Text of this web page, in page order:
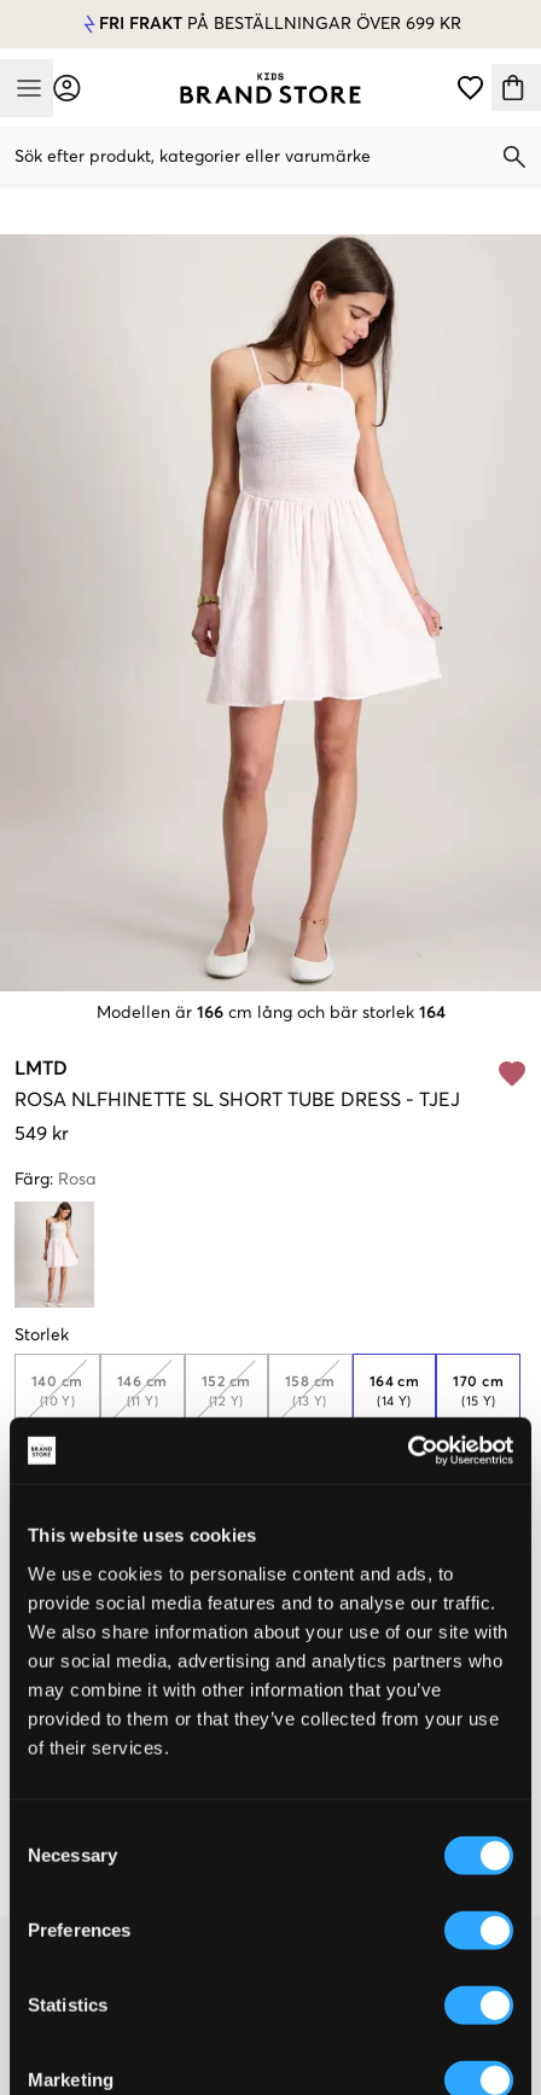
This website uses cookies
We use cookies to personalise content and ads, to
provide social media features and to analyse our traffic.
We also share information about your use of our site with
our social media, advertising and analytics partners who
may combine it with other information that you’ve
provided to them or that they’ve collected from your use
of their services.
Selection
Necessary
Preferences
Statistics
Marketing
FRI FRAKT PÅ BESTÄLLNINGAR ÖVER 699 KR
Mobile Menu
Sök efter produkt, kategorier eller varumärke
Modellen är 166 cm lång och bär storlek 164
LMTD
ROSA NLFHINETTE SL SHORT TUBE DRESS - TJEJ
549 kr
Färg: Rosa
Storlek
140 cm
(10 Y)
146 cm
(11 Y)
152 cm
(12 Y)
158 cm
(13 Y)
164 cm
(14 Y)
Endast 1
170 cm
(15 Y)
Få kvar
Upplevd storlek
Perfekt
STORLEKSGUIDE
VÄLJ STORLEK
Öppet köpi 60 dagar
passar perfekt för sommarens festligheter. Upptill finns smock
och nedtill finns dekorativ spets. De tunna axelbanden är
Smock